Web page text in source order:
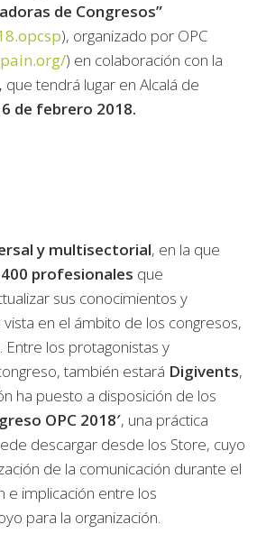
de Congresos”
), organizado por OPC
) en colaboración con la
que tendrá lugar en Alcalá de
de febrero 2018.
y multisectorial, en la que
400 profesionales que
sus conocimientos y
en el ámbito de los congresos,
los protagonistas y
también estará Digivents,
ha puesto a disposición de los
OPC 2018′, una práctica
descargar desde los Store, cuyo
de la comunicación durante el
e implicación entre los
para la organización.